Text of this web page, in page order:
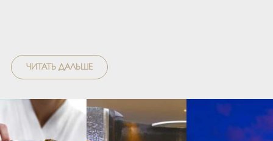
ЧИТАТЬ ДАЛЬШЕ